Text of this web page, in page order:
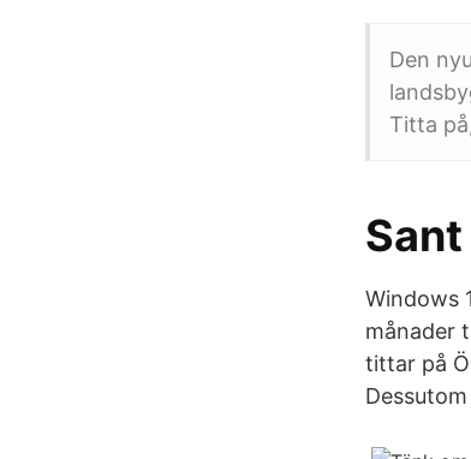
Den
Titta
Windows
månader
tittar på